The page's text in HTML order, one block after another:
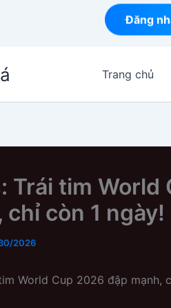
Đăng
Trang chủ
Trái tim World
chỉ còn 1 ngày!
2026
World Cup 2026 đập mạnh,